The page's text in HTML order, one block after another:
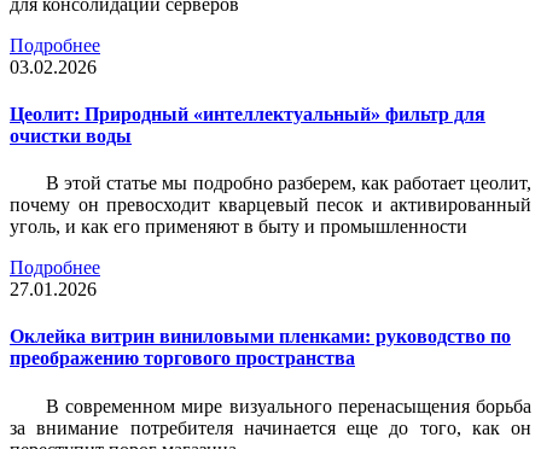
Подробнее
03.02.2026
Цеолит: Природный «интеллектуальный» фильтр для
очистки воды
В этой статье мы подробно разберем, как работает цеолит,
почему он превосходит кварцевый песок и активированный
уголь, и как его применяют в быту и промышленности
Подробнее
27.01.2026
Оклейка витрин виниловыми пленками: руководство по
преображению торгового пространства
В современном мире визуального перенасыщения борьба
за внимание потребителя начинается еще до того, как он